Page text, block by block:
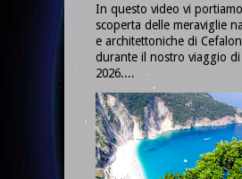
In questo video vi
scoperta delle meraviglie
e architettoniche di
durante il nostro viaggio
2026....